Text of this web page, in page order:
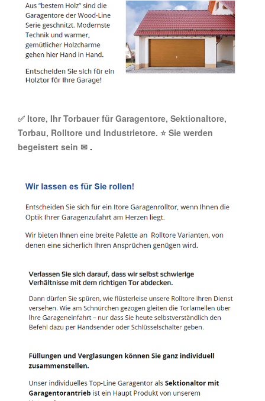
✅ Itore, Ihr Torbauer für Garagentore, Sektionaltore,
Torbau, Rolltore und Industrietore. ⭐ Sie werden
begeistert sein ✉ .